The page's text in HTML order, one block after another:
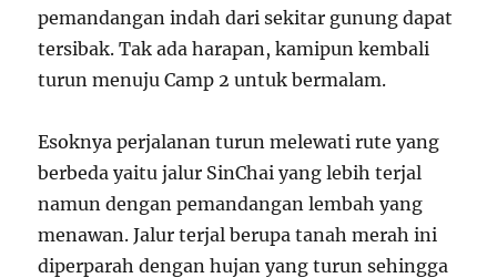
pemandangan indah dari sekitar gunung dapat
tersibak. Tak ada harapan, kamipun kembali
turun menuju Camp 2 untuk bermalam.
Esoknya perjalanan turun melewati rute yang
berbeda yaitu jalur SinChai yang lebih terjal
namun dengan pemandangan lembah yang
menawan. Jalur terjal berupa tanah merah ini
diperparah dengan hujan yang turun sehingga